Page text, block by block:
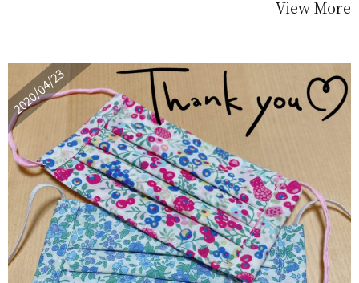
View More
2020/04/23